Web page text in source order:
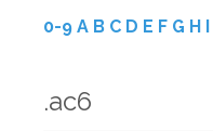
0-9 A B C D E F G H I
.ac6